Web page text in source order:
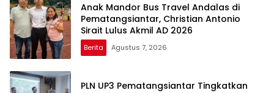
Anak Mandor Bus Travel Andalas di
Pematangsiantar, Christian Antonio
Sirait Lulus Akmil AD 2026
Berita Agustus 7, 2026
PLN UP3 Pematangsiantar Tingkatkan